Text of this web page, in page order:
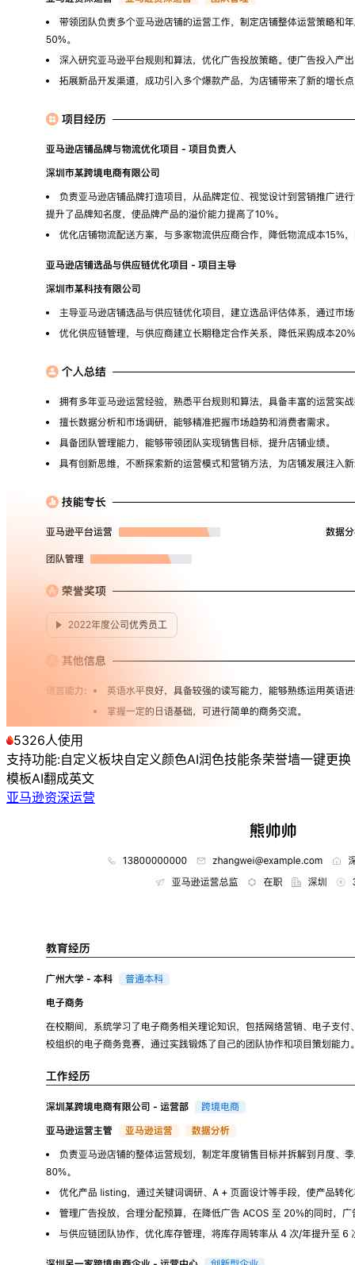
5326人使用
支持功能:自定义板块自定义颜色AI润色技能条荣誉墙一键更换
模板AI翻成英文
亚马逊资深运营